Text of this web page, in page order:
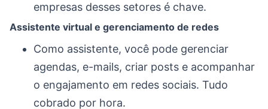
empresas desses setores é chave.
Assistente virtual e gerenciamento de redes
Como assistente, você pode gerenciar
agendas, e-mails, criar posts e acompanhar
o engajamento em redes sociais. Tudo
cobrado por hora.